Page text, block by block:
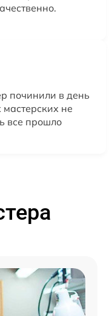
починили в день
не
все прошло